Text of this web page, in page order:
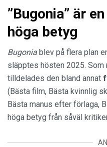
”Bugonia” är
höga betyg
Bugonia blev på flera plan
släpptes hösten 2025.
tilldelades den bland annat
(Bästa film, Bästa kvinnlig
Bästa manus efter förlaga,
höga betyg från såväl